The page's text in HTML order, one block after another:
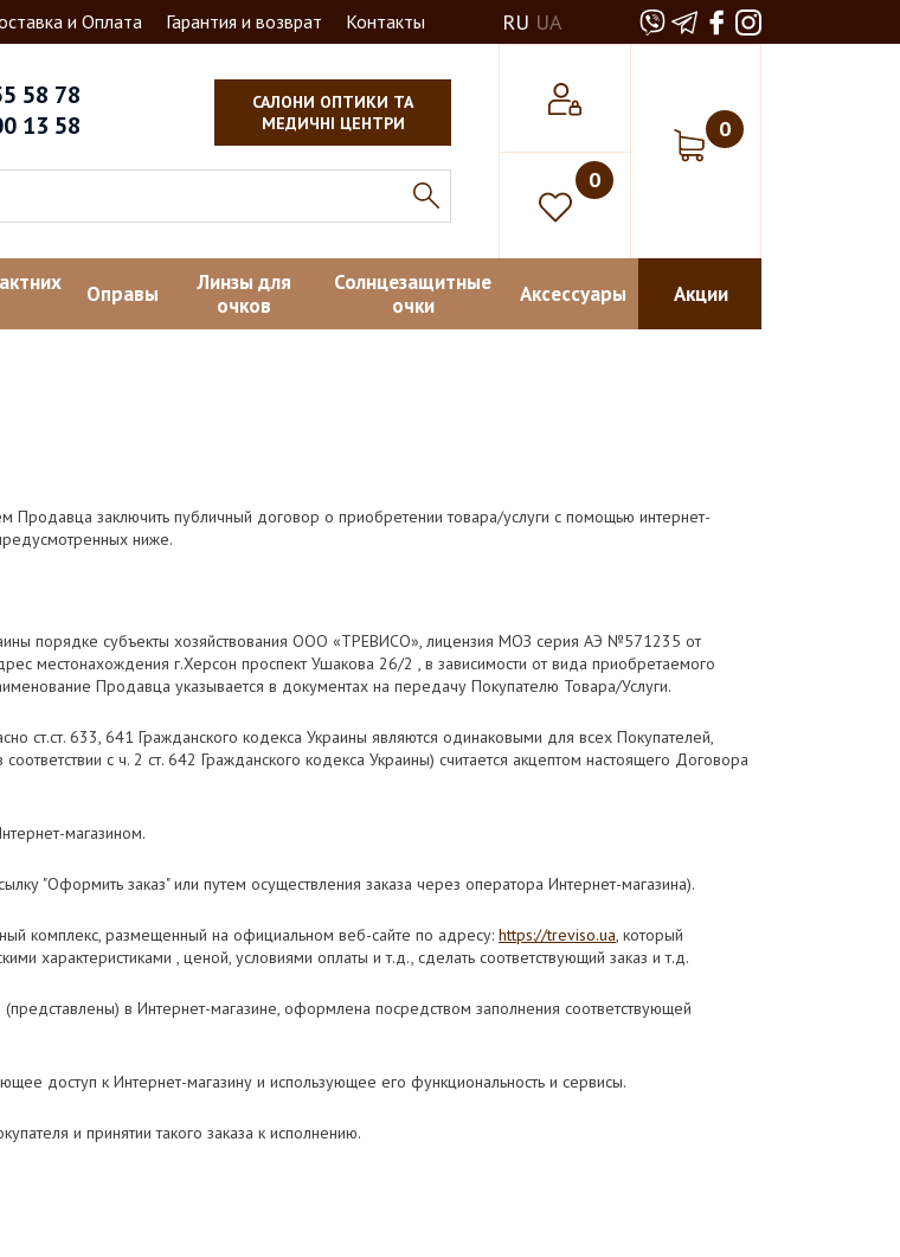
и Оплата Гарантия и возврат Контакты RU UA
58 78
13 58
САЛОНИ ОПТИКИ ТА
МЕДИЧНІ ЦЕНТРИ
0
0
Оправы
Линзы для
очков
Солнцезащитные
очки
Аксессуары Акции
заключить публичный договор о приобретении товара/услуги с помощью интернет-
ниже.
порядке субъекты хозяйствования ООО «ТРЕВИСО», лицензия МОЗ серия АЭ №571235 от
местонахождения г.Херсон проспект Ушакова 26/2 , в зависимости от вида приобретаемого
Продавца указывается в документах на передачу Покупателю Товара/Услуги.
ст.ст. 633, 641 Гражданского кодекса Украины являются одинаковыми для всех Покупателей,
с ч. 2 ст. 642 Гражданского кодекса Украины) считается акцептом настоящего Договора
магазином.
"Оформить заказ" или путем осуществления заказа через оператора Интернет-магазина).
комплекс, размещенный на официальном веб-сайте по адресу: https://treviso.ua, который
характеристиками , ценой, условиями оплаты и т.д., сделать соответствующий заказ и т.д.
в Интернет-магазине, оформлена посредством заполнения соответствующей
доступ к Интернет-магазину и использующее его функциональность и сервисы.
и принятии такого заказа к исполнению.